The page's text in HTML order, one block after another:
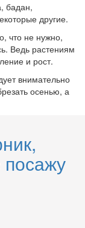
бадан,
другие.
что не нужно,
Ведь растениям
и рост.
внимательно
осенью, а